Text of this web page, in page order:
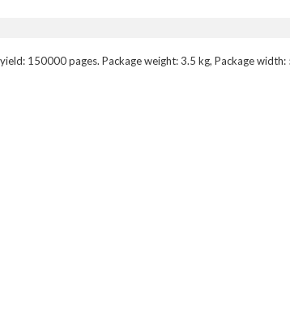
150000 pages. Package weight: 3.5 kg, Package